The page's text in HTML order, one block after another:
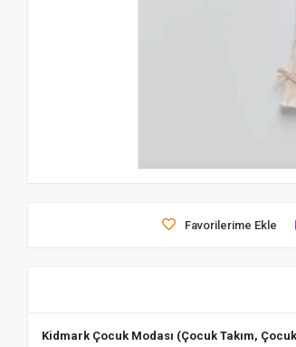
Favorilerime Ekle
Kidmark Çocuk Modası (Çocuk Takım,